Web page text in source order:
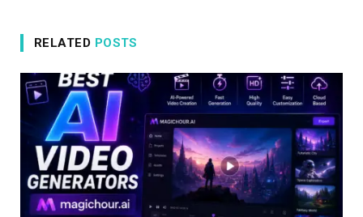
RELATED POSTS